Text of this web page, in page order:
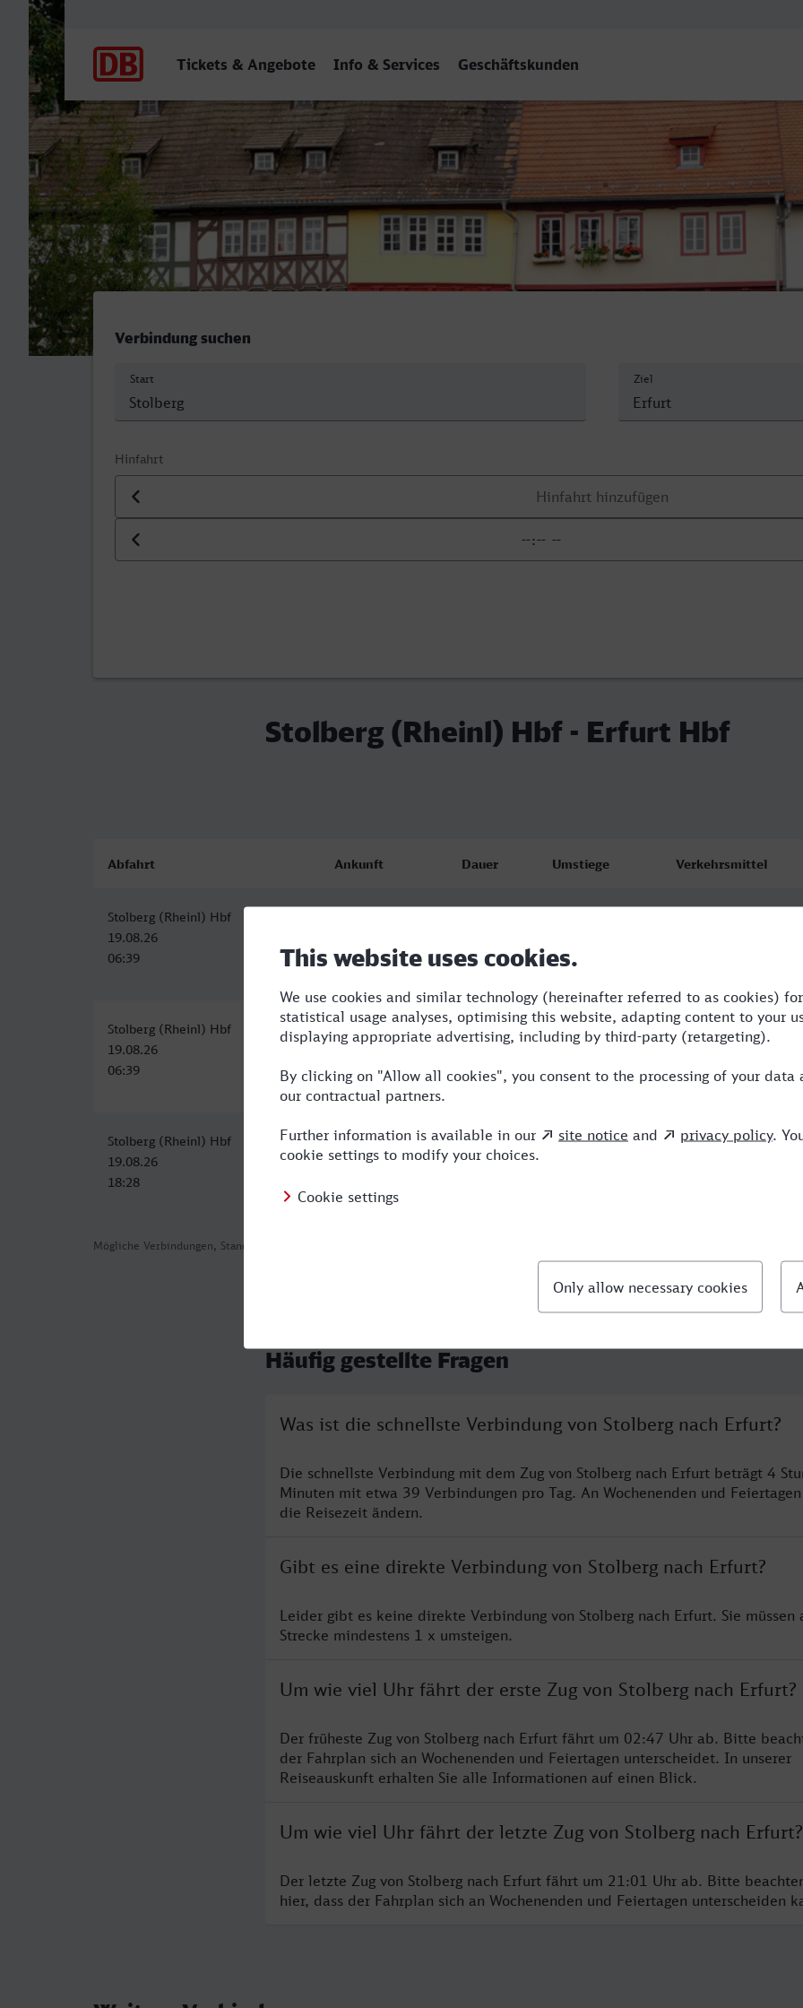
Tickets & Angebote Info & Services Geschäftskunden
Stolberg (Rheinl) Hbf - Erfurt Hbf
Verbindung suchen
Start Ziel
Hinfahrt
Datum der Hinfahrt
Uhrzeit der Hinfahrt
Stolberg (Rheinl) Hbf - Erfurt Hbf
Mögliche Verbindungen, Stand: 2026-08-05 11:49
Abfahrt Ankunft Dauer Umstiege Verkehrsmittel
Stolberg (Rheinl) Hbf
19.08.26
06:39
11:08
Stolberg (Rheinl) Hbf
19.08.26
06:39
Erfurt Hbf
19.08.26
11:08
4:29 2 NX,ICE
Stolberg (Rheinl) Hbf
19.08.26
18:28
Erfurt Hbf
19.08.26
5:13 2 RE,ICE
Häufig gestellte Fragen
Was ist die schnellste Verbindung von Stolberg nach Erfurt?
Die schnellste Verbindung mit dem Zug von Stolberg nach Erfurt beträgt 4
Minuten mit etwa 39 Verbindungen pro Tag. An Wochenenden und
die Reisezeit ändern.
Gibt es eine direkte Verbindung von Stolberg nach Erfurt?
Leider gibt es keine direkte Verbindung von Stolberg nach Erfurt. Sie müssen
Strecke mindestens 1 x umsteigen.
Um wie viel Uhr fährt der erste Zug von Stolberg nach Erfurt?
Der früheste Zug von Stolberg nach Erfurt fährt um 02:47 Uhr ab. Bitte
der Fahrplan sich an Wochenenden und Feiertagen unterscheidet. In unserer
Reiseauskunft erhalten Sie alle Informationen auf einen Blick.
Um wie viel Uhr fährt der letzte Zug von Stolberg nach Erfurt?
Der letzte Zug von Stolberg nach Erfurt fährt um 21:01 Uhr ab. Bitte
hier, dass der Fahrplan sich an Wochenenden und Feiertagen unterscheiden